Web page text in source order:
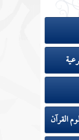
القرآن